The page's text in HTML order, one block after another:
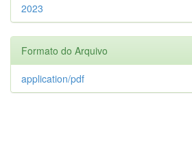
2023
Formato do Arquivo
application/pdf